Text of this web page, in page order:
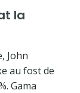
la
John
au fost de
Gama